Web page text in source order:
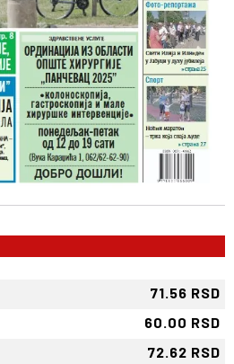
71.56 RSD
60.00 RSD
72.62 RSD